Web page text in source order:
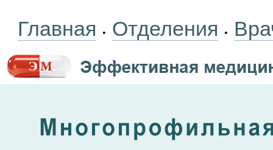
Главная • Отделения •